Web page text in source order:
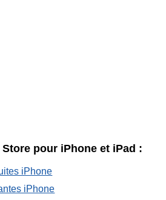
pour iPhone et iPad :
iPhone
iPhone